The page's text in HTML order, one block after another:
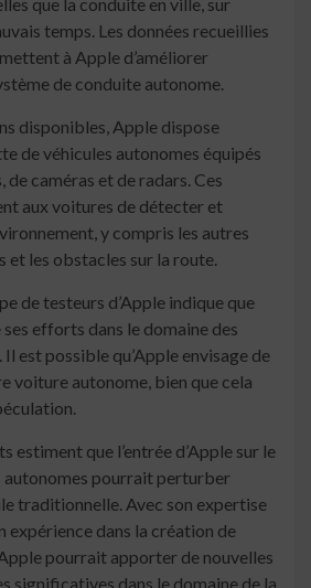
temps. Les données recueillies
à Apple d’améliorer
de conduite autonome.
disponibles, Apple dispose
de véhicules autonomes équipés
de caméras et de radars. Ces
aux voitures de détecter et
y compris les autres
et les obstacles sur la route.
de testeurs d’Apple indique que
ses efforts dans le domaine des
est possible qu’Apple envisage de
voiture autonome, bien que cela
estiment que l’entrée d’Apple sur le
autonomes pourrait perturber
traditionnelle. Avec son expertise
expérience dans la création de
pourrait apporter de nouvelles
significatives dans le domaine de la